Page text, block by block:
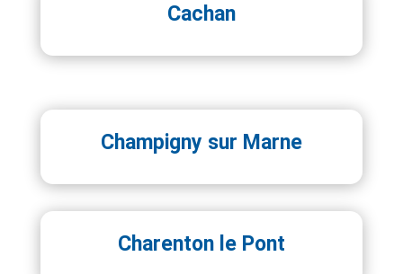
Cachan
Champigny sur Marne
Charenton le Pont